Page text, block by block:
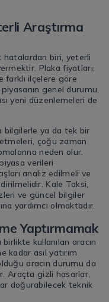
Araştırma
hatalardan biri, yeterli
Plaka fiyatları;
farklı ilçelere göre
genel durumu,
yeni düzenlemeleri de
bilgilerle ya da tek bir
çoğu zaman
neden olur.
verileri
analiz edilmeli ve
Kale Taksi,
ve güncel bilgiler
yardımcı olmaktadır.
Yaptırmamak
kullanılan aracın
kadar asıl yatırım
aracın durumu da
Araçta gizli hasarlar,
doğurabilecek teknik